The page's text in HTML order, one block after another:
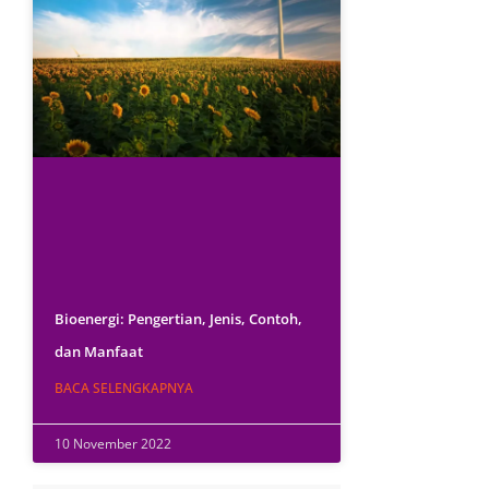
Bioenergi: Pengertian, Jenis, Contoh,
dan Manfaat
BACA SELENGKAPNYA
10 November 2022